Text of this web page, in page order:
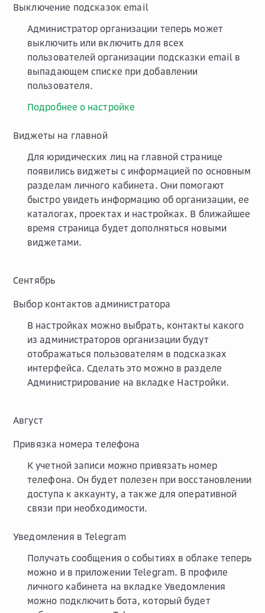
Выключение подсказок email
Администратор организации теперь может
выключить или включить для всех
пользователей организации подсказки email в
выпадающем списке при добавлении
пользователя.
Подробнее о настройке
Виджеты на главной
Для юридических лиц на главной странице
появились виджеты с информацией по основным
разделам личного кабинета. Они помогают
быстро увидеть информацию об организации, ее
каталогах, проектах и настройках. В ближайшее
время страница будет дополняться новыми
виджетами.
Сентябрь
Выбор контактов администратора
В настройках можно выбрать, контакты какого
из администраторов организации будут
отображаться пользователям в подсказках
интерфейса. Сделать это можно в разделе
Администрирование на вкладке Настройки.
Август
Привязка номера телефона
К учетной записи можно привязать номер
телефона. Он будет полезен при восстановлении
доступа к аккаунту, а также для оперативной
связи при необходимости.
Уведомления в Telegram
Получать сообщения о событиях в облаке теперь
можно и в приложении Telegram. В профиле
личного кабинета на вкладке Уведомления
можно подключить бота, который будет